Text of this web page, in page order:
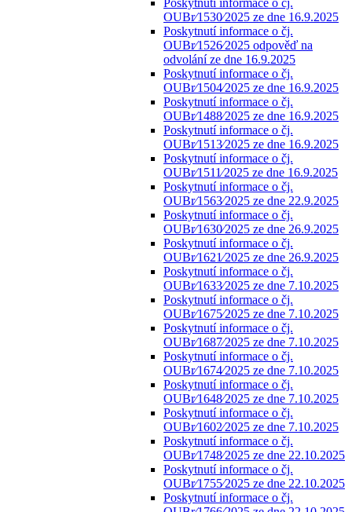
Poskytnutí informace o čj.
OUBr⁄1530⁄2025 ze dne 16.9.2025
Poskytnutí informace o čj.
OUBr⁄1526⁄2025 odpověď na
odvolání ze dne 16.9.2025
Poskytnutí informace o čj.
OUBr⁄1504⁄2025 ze dne 16.9.2025
Poskytnutí informace o čj.
OUBr⁄1488⁄2025 ze dne 16.9.2025
Poskytnutí informace o čj.
OUBr⁄1513⁄2025 ze dne 16.9.2025
Poskytnutí informace o čj.
OUBr⁄1511⁄2025 ze dne 16.9.2025
Poskytnutí informace o čj.
OUBr⁄1563⁄2025 ze dne 22.9.2025
Poskytnutí informace o čj.
OUBr⁄1630⁄2025 ze dne 26.9.2025
Poskytnutí informace o čj.
OUBr⁄1621⁄2025 ze dne 26.9.2025
Poskytnutí informace o čj.
OUBr⁄1633⁄2025 ze dne 7.10.2025
Poskytnutí informace o čj.
OUBr⁄1675⁄2025 ze dne 7.10.2025
Poskytnutí informace o čj.
OUBr⁄1687⁄2025 ze dne 7.10.2025
Poskytnutí informace o čj.
OUBr⁄1674⁄2025 ze dne 7.10.2025
Poskytnutí informace o čj.
OUBr⁄1648⁄2025 ze dne 7.10.2025
Poskytnutí informace o čj.
OUBr⁄1602⁄2025 ze dne 7.10.2025
Poskytnutí informace o čj.
OUBr⁄1748⁄2025 ze dne 22.10.2025
Poskytnutí informace o čj.
OUBr⁄1755⁄2025 ze dne 22.10.2025
Poskytnutí informace o čj.